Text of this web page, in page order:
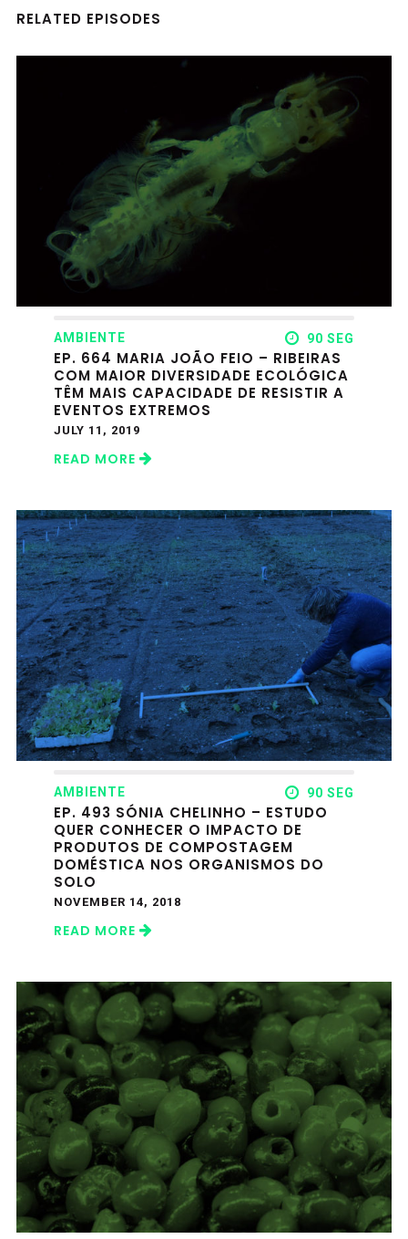
RELATED EPISODES
AMBIENTE 90 SEG
EP. 664 MARIA JOÃO FEIO – RIBEIRAS
COM MAIOR DIVERSIDADE ECOLÓGICA
TÊM MAIS CAPACIDADE DE RESISTIR A
EVENTOS EXTREMOS
JULY 11, 2019
READ MORE
AMBIENTE 90 SEG
EP. 493 SÓNIA CHELINHO – ESTUDO
QUER CONHECER O IMPACTO DE
PRODUTOS DE COMPOSTAGEM
DOMÉSTICA NOS ORGANISMOS DO
SOLO
NOVEMBER 14, 2018
READ MORE